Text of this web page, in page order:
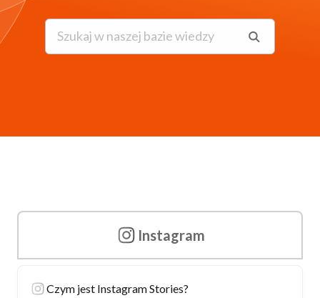
Instagram
Czym jest Instagram Stories?